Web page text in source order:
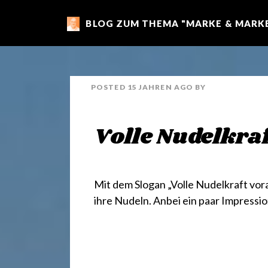
m
a
BLOG ZUM THEMA "MARKE &
POSTED 15 JAHREN AGO BY
Volle
Mit dem Slogan „Volle Nudelkraft
ihre Nudeln. Anbei ein paar